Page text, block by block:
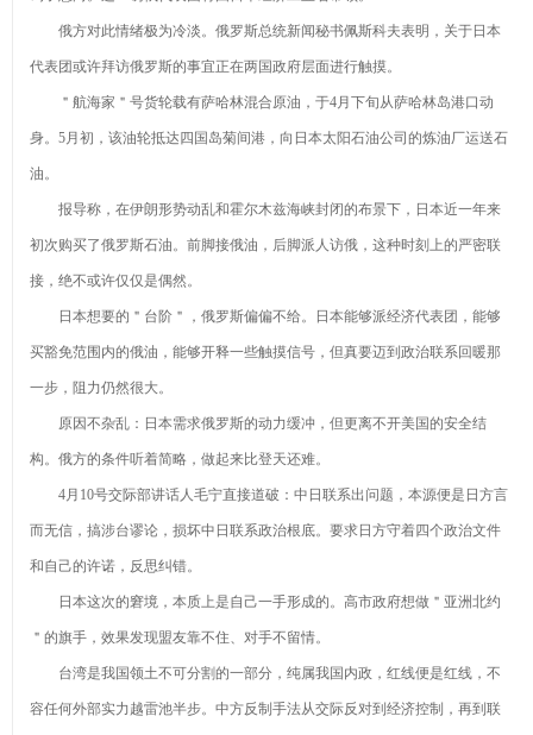
俄方对此情绪极为冷淡。俄罗斯总统新闻秘书佩斯科夫表明，关于日本
代表团或许拜访俄罗斯的事宜正在两国政府层面进行触摸。
＂航海家＂号货轮载有萨哈林混合原油，于4月下旬从萨哈林岛港口动
身。5月初，该油轮抵达四国岛菊间港，向日本太阳石油公司的炼油厂运送石
油。
报导称，在伊朗形势动乱和霍尔木兹海峡封闭的布景下，日本近一年来
初次购买了俄罗斯石油。前脚接俄油，后脚派人访俄，这种时刻上的严密联
接，绝不或许仅仅是偶然。
日本想要的＂台阶＂，俄罗斯偏偏不给。日本能够派经济代表团，能够
买豁免范围内的俄油，能够开释一些触摸信号，但真要迈到政治联系回暖那
一步，阻力仍然很大。
原因不杂乱：日本需求俄罗斯的动力缓冲，但更离不开美国的安全结
构。俄方的条件听着简略，做起来比登天还难。
4月10号交际部讲话人毛宁直接道破：中日联系出问题，本源便是日方言
而无信，搞涉台谬论，损坏中日联系政治根底。要求日方守着四个政治文件
和自己的许诺，反思纠错。
日本这次的窘境，本质上是自己一手形成的。高市政府想做＂亚洲北约
＂的旗手，效果发现盟友靠不住、对手不留情。
台湾是我国领土不可分割的一部分，纯属我国内政，红线便是红线，不
容任何外部实力越雷池半步。中方反制手法从交际反对到经济控制，再到联